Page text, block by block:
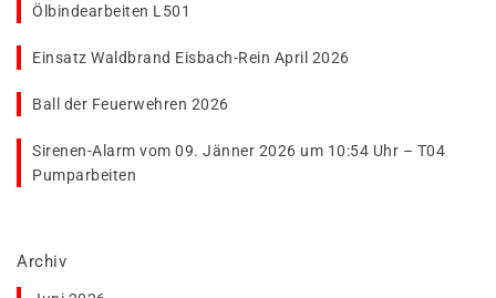
Ölbindearbeiten L501
Einsatz Waldbrand Eisbach-Rein April 2026
Ball der Feuerwehren 2026
Sirenen-Alarm vom 09. Jänner 2026 um 10:54 Uhr – T04
Pumparbeiten
Archiv